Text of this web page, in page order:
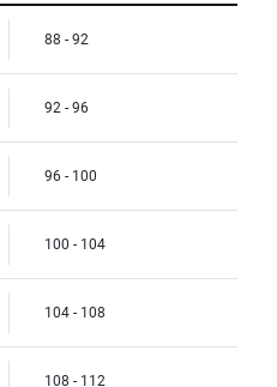
88 - 92
92 - 96
96 - 100
100 - 104
104 - 108
108 - 112